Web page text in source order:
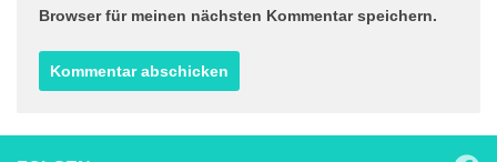
Browser für meinen nächsten Kommentar speichern.